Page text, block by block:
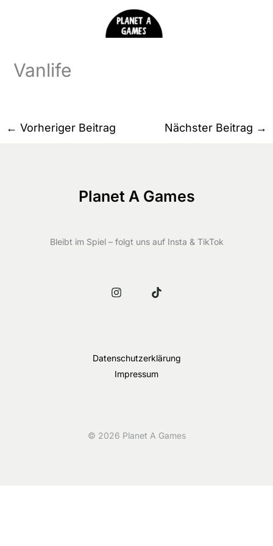
Vanlife
← Vorheriger Beitrag Nächster Beitrag →
Planet A Games
Bleibt im Spiel – folgt uns auf Insta & TikTok
Datenschutzerklärung
Impressum
© 2026 Planet A Games